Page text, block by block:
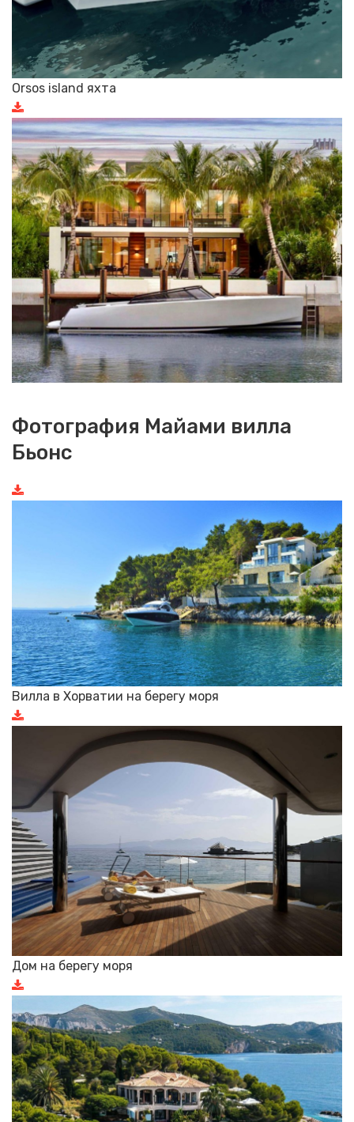
Orsos island яхта
Фотография Майами вилла
Бьонс
Вилла в Хорватии на берегу моря
Дом на берегу моря